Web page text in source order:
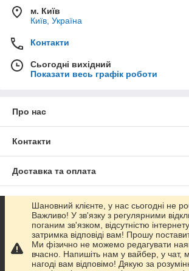
м. Київ
Київ, Україна
Контакти
Сьогодні вихідний
Показати весь графік роботи
Про нас
Контакти
Доставка та оплата
Графік роботи
Повна версія сайту
Сайт створено на маркетплейсіProm.ua
Шановний клієнте, у нас сьогодні не
Важливо! У зв'язку з регулярними
поганим зв'язком, відсутністю
затримка відповіді вам! Прошу
Ми фізично не можемо редагувати
вчасно. Напишіть нам у вайбер, у чат,
нагоді вам відповімо! Дякую за